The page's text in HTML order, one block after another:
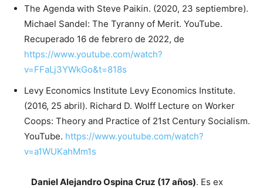
The Agenda with Steve Paikin. (2020, 23 septiembre).
Michael Sandel: The Tyranny of Merit. YouTube.
Recuperado 16 de febrero de 2022, de
https://www.youtube.com/watch?
v=FFaLj3YWkGo&t=818s
Levy Economics Institute Levy Economics Institute.
(2016, 25 abril). Richard D. Wolff Lecture on Worker
Coops: Theory and Practice of 21st Century Socialism.
YouTube. https://www.youtube.com/watch?
v=a1WUKahMm1s
Daniel Alejandro Ospina Cruz (17 años). Es ex